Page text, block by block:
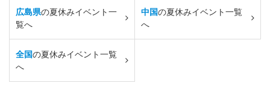
広島県の夏休みイベント一
覧へ
中国の夏休みイベント一覧
へ
全国の夏休みイベント一覧
へ